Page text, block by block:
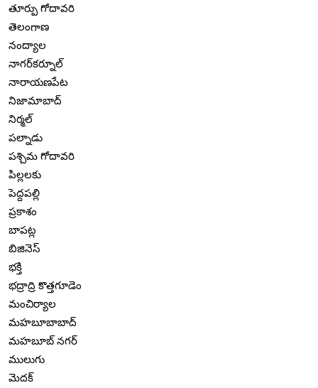
తూర్పు గోదావరి
తెలంగాణ
నంద్యాల
నాగర్‌కర్నూల్
నారాయణపేట
నిజామాబాద్
నిర్మల్
పల్నాడు
పశ్చిమ గోదావరి
పిల్లలకు
పెద్దపల్లి
ప్రకాశం
బాపట్ల
బిజినెస్
భక్తి
భద్రాద్రి కొత్తగూడెం
మంచిర్యాల
మహబూబాబాద్
మహబూబ్ నగర్
ములుగు
మెదక్